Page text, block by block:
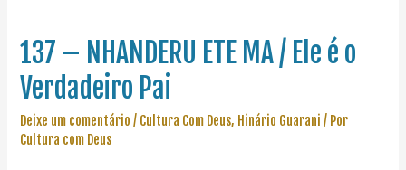
137 – NHANDERU ETE MA / Ele é o
Verdadeiro Pai
Deixe um comentário / Cultura Com Deus, Hinário Guarani / Por
Cultura com Deus